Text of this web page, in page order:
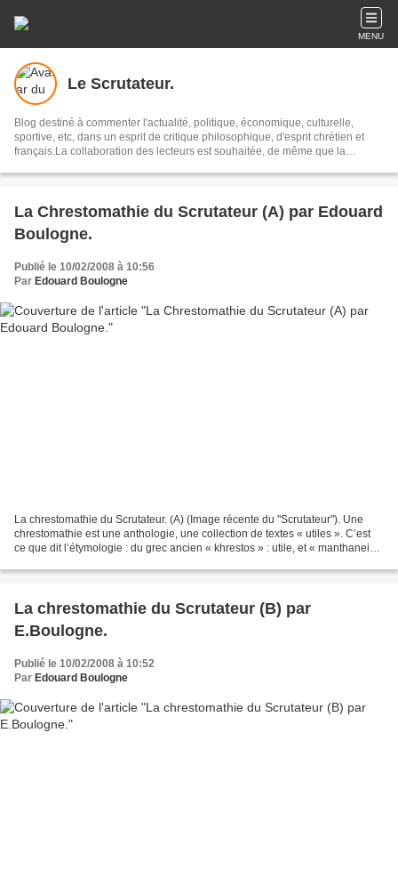
MENU
Le Scrutateur.
Blog destiné à commenter l'actualité, politique, économique, culturelle,
sportive, etc, dans un esprit de critique philosophique, d'esprit chrétien et
français.La collaboration des lecteurs est souhaitée, de même que la
La Chrestomathie du Scrutateur (A) par Edouard
Boulogne.
Publié le 10/02/2008 à 10:56
Par Edouard Boulogne
La chrestomathie du Scrutateur. (A) (Image récente du "Scrutateur"). Une
chrestomathie est une anthologie, une collection de textes « utiles ». C’est
ce que dit l’étymologie : du grec ancien « khrestos » : utile, et « manthanein
La chrestomathie du Scrutateur (B) par
E.Boulogne.
Publié le 10/02/2008 à 10:52
Par Edouard Boulogne